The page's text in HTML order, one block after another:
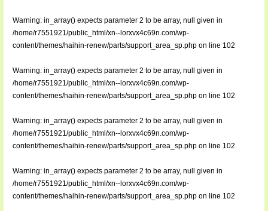
Warning: in_array() expects parameter 2 to be array, null given in
/home/r7551921/public_html/xn--lorxvx4c69n.com/wp-
content/themes/haihin-renew/parts/support_area_sp.phpon line 102
Warning: in_array() expects parameter 2 to be array, null given in
/home/r7551921/public_html/xn--lorxvx4c69n.com/wp-
content/themes/haihin-renew/parts/support_area_sp.phpon line 102
Warning: in_array() expects parameter 2 to be array, null given in
/home/r7551921/public_html/xn--lorxvx4c69n.com/wp-
content/themes/haihin-renew/parts/support_area_sp.phpon line 102
Warning: in_array() expects parameter 2 to be array, null given in
/home/r7551921/public_html/xn--lorxvx4c69n.com/wp-
content/themes/haihin-renew/parts/support_area_sp.phpon line 102